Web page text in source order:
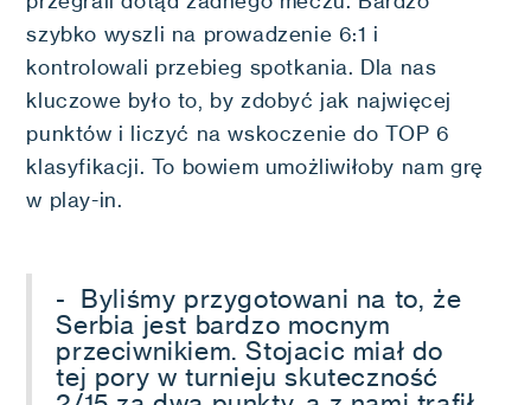
szybko wyszli na prowadzenie 6:1 i
kontrolowali przebieg spotkania. Dla nas
kluczowe było to, by zdobyć jak najwięcej
punktów i liczyć na wskoczenie do TOP 6
klasyfikacji. To bowiem umożliwiłoby nam grę
w play-in.
- Byliśmy przygotowani na to, że
Serbia jest bardzo mocnym
przeciwnikiem. Stojacic miał do
tej pory w turnieju skuteczność